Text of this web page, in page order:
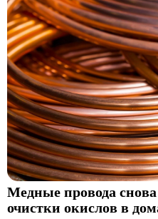
Медные провода снова
очистки окислов в